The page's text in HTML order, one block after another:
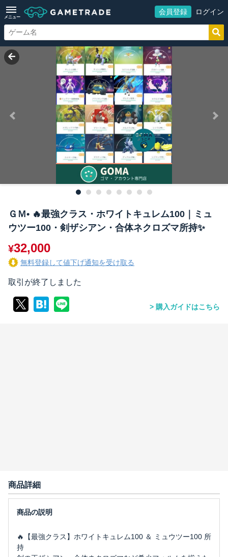
メニュー
会員登録 ログイン
ＧＭ• 🔥最強クラス・ホワイトキュレム100｜ミュ
ウツー100・剣ザシアン・合体ネクロズマ所持✨
¥32,000
無料登録して値下げ通知を受け取る
取引が終了しました
購入ガイドはこちら
商品詳細
🔥【最強クラス】ホワイトキュレム100 ＆ ミュウツー100 所
持